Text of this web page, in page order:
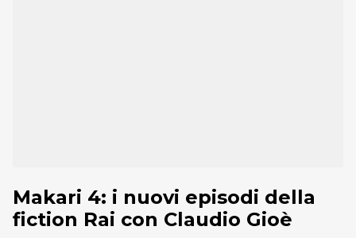
Makari 4: i nuovi episodi della
fiction Rai con Claudio Gioè